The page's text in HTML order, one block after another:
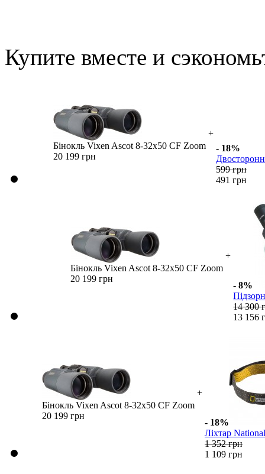
Купите вместе и
Бінокль Vixen Ascot 8-32x50 CF Zoom
20 199 грн
+
- 18%
599 грн
491 грн
Бінокль Vixen Ascot 8-32x50 CF Zoom
20 199 грн
+
- 8%
14 300
13 156
Бінокль Vixen Ascot 8-32x50 CF Zoom
20 199 грн
+
- 18%
Ліхтар
1 352 грн
1 109 грн